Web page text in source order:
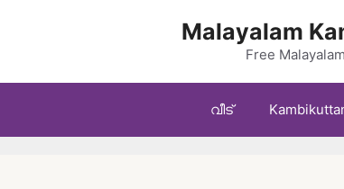
Malayalam
Free
വീട്